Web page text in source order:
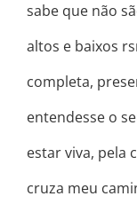
sabe que não
altos e baixos
completa,
entendesse o
estar viva, pela
cruza meu